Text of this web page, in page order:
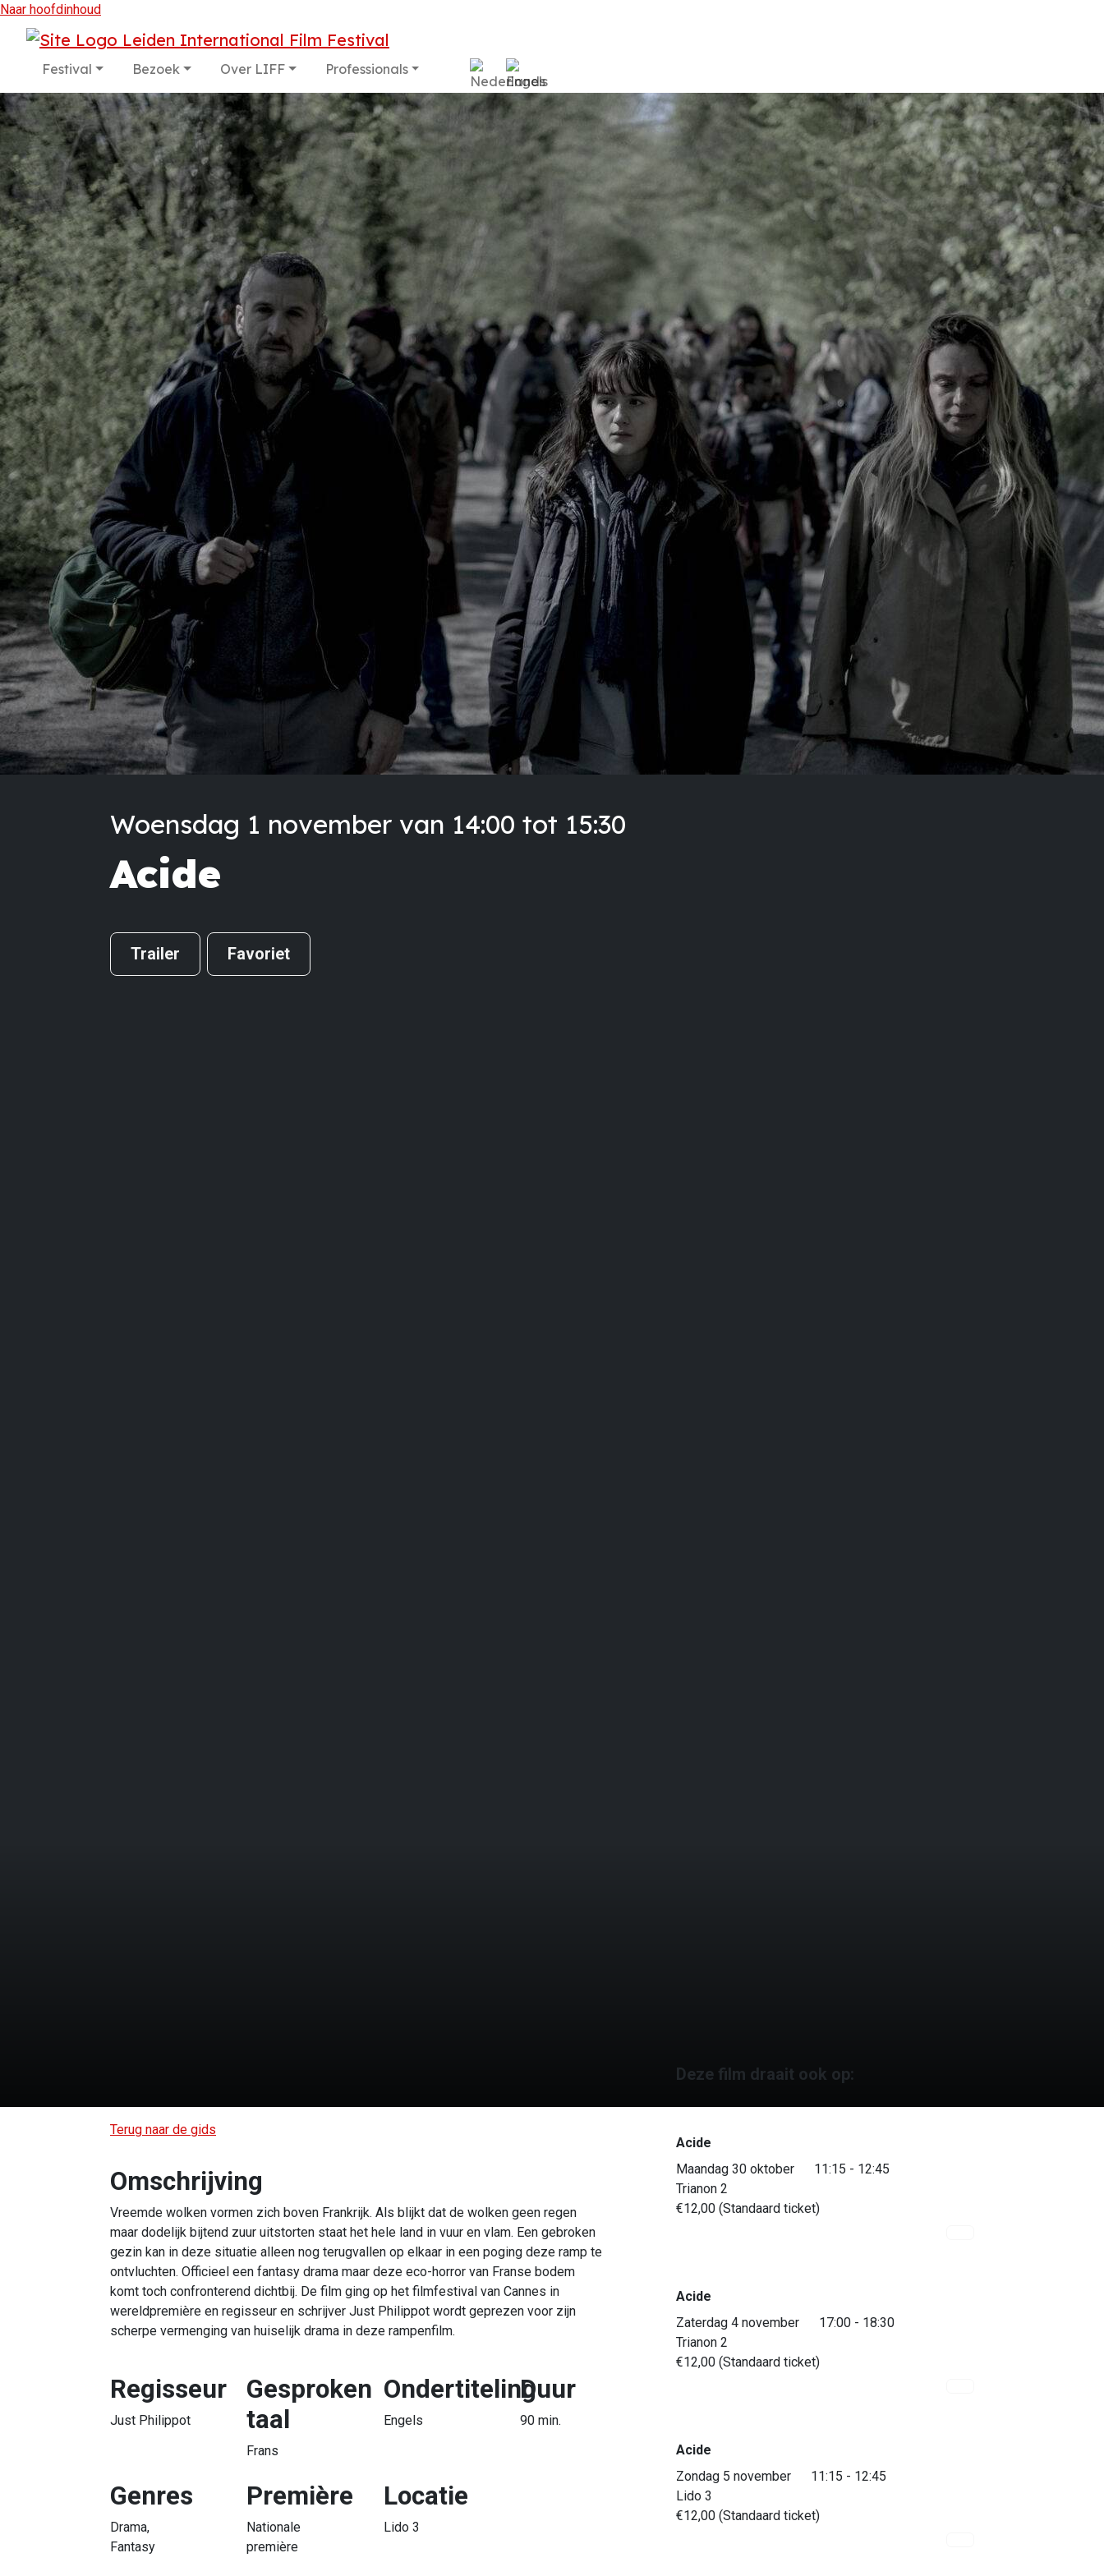
Naar hoofdinhoud
Festival Bezoek Over LIFF Professionals
Woensdag 1 november van 14:00 tot 15:30
Acide
Trailer Favoriet
Terug naar de gids
Omschrijving
Vreemde wolken vormen zich boven Frankrijk. Als blijkt dat de wolken geen regen
maar dodelijk bijtend zuur uitstorten staat het hele land in vuur en vlam. Een gebroken
gezin kan in deze situatie alleen nog terugvallen op elkaar in een poging deze ramp te
ontvluchten. Officieel een fantasy drama maar deze eco-horror van Franse bodem
komt toch confronterend dichtbij. De film ging op het filmfestival van Cannes in
wereldpremière en regisseur en schrijver Just Philippot wordt geprezen voor zijn
scherpe vermenging van huiselijk drama in deze rampenfilm.
Regisseur
Just Philippot
Gesproken
taal
Frans
Ondertiteling
Engels
Duur
90 min.
Genres
Drama,
Fantasy
Première
Nationale
première
Locatie
Lido 3
Deze film draait ook op:
Acide
Maandag 30 oktober
11:15 - 12:45
Trianon 2
€12,00 (Standaard ticket)
Acide
Zaterdag 4 november
17:00 - 18:30
Trianon 2
€12,00 (Standaard ticket)
Acide
Zondag 5 november
11:15 - 12:45
Lido 3
€12,00 (Standaard ticket)